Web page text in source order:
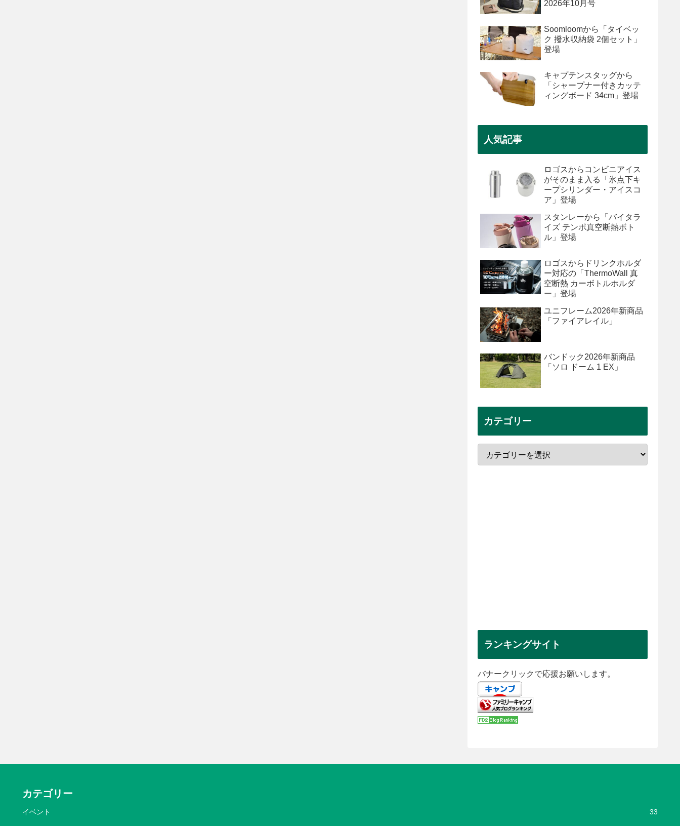
2026年10月号
Soomloomから「タイベッ
ク 撥水収納袋 2個セット」
登場
キャプテンスタッグから
「シャープナー付きカッテ
ィングボード 34cm」登場
人気記事
ロゴスからコンビニアイス
がそのまま入る「氷点下キ
ープシリンダー・アイスコ
ア」登場
スタンレーから「バイタラ
イズ テンポ真空断熱ボト
ル」登場
ロゴスからドリンクホルダ
ー対応の「ThermoWall 真
空断熱 カーボトルホルダ
ー」登場
ユニフレーム2026年新商品
「ファイアレイル」
バンドック2026年新商品
「ソロ ドーム 1 EX」
カテゴリー
ランキングサイト
バナークリックで応援お願いします。
カテゴリー
イベント 33